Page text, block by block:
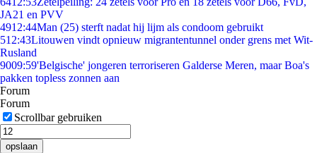
JA21 en PVV
4912:44Man (25) sterft nadat hij lijm als condoom gebruikt
512:43Litouwen vindt opnieuw migrantentunnel onder grens met Wit-
Rusland
9009:59'Belgische' jongeren terroriseren Galderse Meren, maar Boa's
pakken topless zonnen aan
Forum
Forum
Scrollbar gebruiken
opslaan